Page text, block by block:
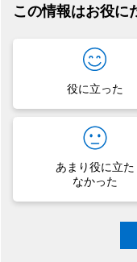
この情報はお役に
役に立った
あまり役に立た
なかった